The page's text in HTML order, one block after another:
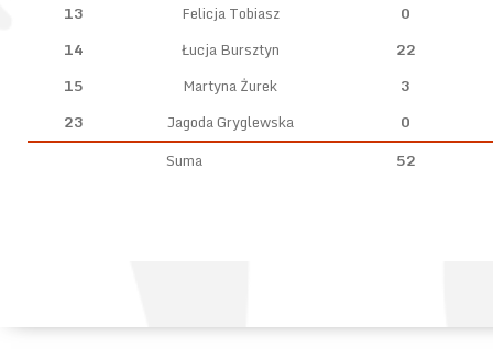
13
Felicja Tobiasz
0
14
Łucja Bursztyn
22
15
Martyna Żurek
3
23
Jagoda Gryglewska
0
Suma
52